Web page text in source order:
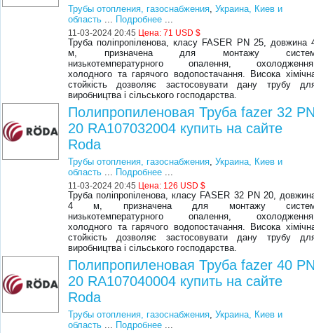
Трубы отопления, газоснабжения,Украина, Киев и
область ... Подробнее ...
11-03-2024 20:45 Цена:71 USD $
Труба поліпропіленова, класу FASER PN 25, довжина
м, призначена для монтажу
низькотемпературного опалення,
холодного та гарячого водопостачання. Висока
стойкість дозволяє застосовувати дану трубу
виробництва і сільського господарства.
Полипропиленовая Труба fazer 32
20 RA107032004 купить на сайте
Roda
Трубы отопления, газоснабжения,Украина, Киев и
область ... Подробнее ...
11-03-2024 20:45 Цена: 126 USD $
Труба поліпропіленова, класу FASER 32 PN 20,
4 м, призначена для монтажу
низькотемпературного опалення,
холодного та гарячого водопостачання. Висока
стойкість дозволяє застосовувати дану трубу
виробництва і сільського господарства.
Полипропиленовая Труба fazer 40
20 RA107040004 купить на сайте
Roda
Трубы отопления, газоснабжения,Украина, Киев и
область ... Подробнее ...